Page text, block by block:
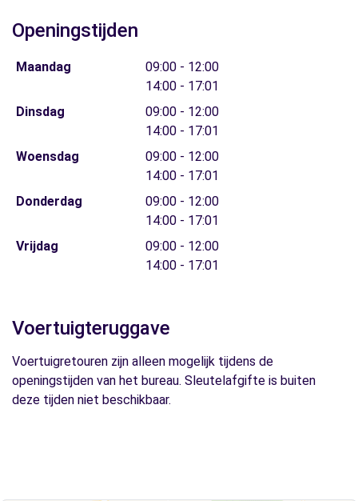
Openingstijden
Maandag
09:00 - 12:00
14:00 - 17:01
Dinsdag
09:00 - 12:00
14:00 - 17:01
Woensdag
09:00 - 12:00
14:00 - 17:01
Donderdag
09:00 - 12:00
14:00 - 17:01
Vrijdag
09:00 - 12:00
14:00 - 17:01
Voertuigteruggave
Voertuigretouren zijn alleen mogelijk tijdens de
openingstijden van het bureau. Sleutelafgifte is buiten
deze tijden niet beschikbaar.